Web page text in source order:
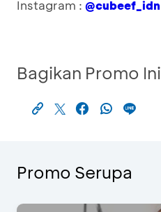
Instagram : @cubeef_idn
Bagikan Promo Ini
Promo Serupa